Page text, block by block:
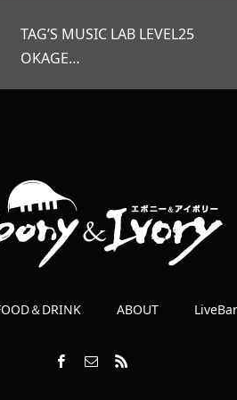
オープンマイク
＆DRINK ABOUT LiveBar